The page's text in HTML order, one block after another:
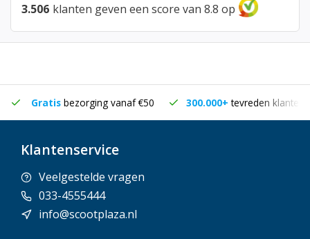
3.506 klanten geven een score van 8.8 op
Gratis bezorging vanaf €50 300.000+tevreden klanten
Klantenservice
Veelgestelde vragen
033-4555444
info@scootplaza.nl